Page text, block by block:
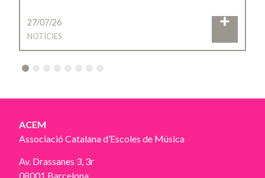
27/07/26
NOTÍCIES
4 5 6 7 8
ACEM
Associació Catalana d’Escoles de Música
Av. Drassanes 3, 3r
08001 Barcelona